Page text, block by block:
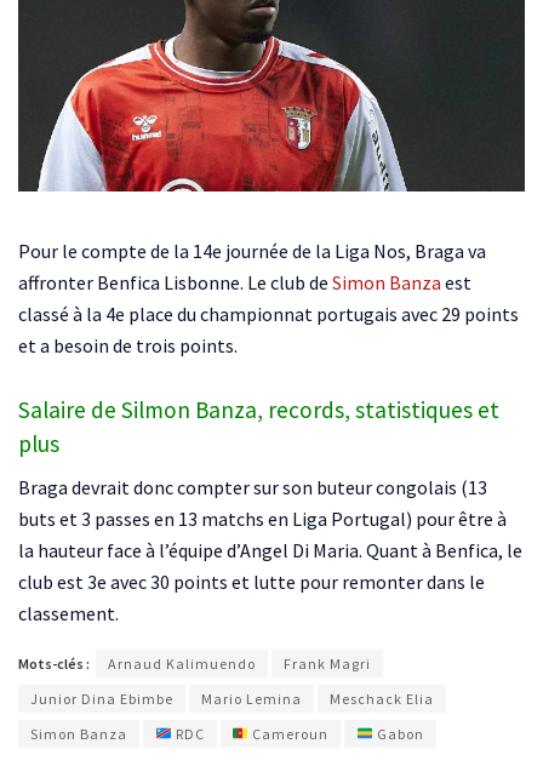
Pour le compte de la 14e journée de la Liga Nos, Braga va
affronter Benfica Lisbonne. Le club de Simon Banza est
classé à la 4e place du championnat portugais avec 29 points
et a besoin de trois points.
Salaire de Silmon Banza, records, statistiques et
plus
Braga devrait donc compter sur son buteur congolais (13
buts et 3 passes en 13 matchs en Liga Portugal) pour être à
la hauteur face à l’équipe d’Angel Di Maria. Quant à Benfica, le
club est 3e avec 30 points et lutte pour remonter dans le
classement.
Mots-clés : Arnaud Kalimuendo
Frank Magri
Junior Dina Ebimbe
Mario Lemina
Meschack Elia
Simon Banza
RDC Cameroun Gabon